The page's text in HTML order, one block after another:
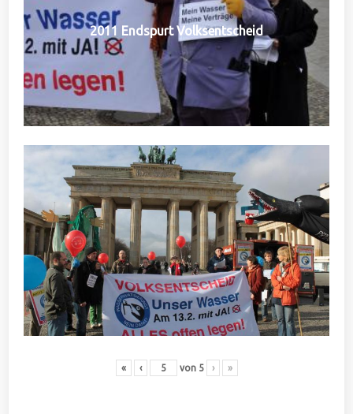
2011 Endspurt Volksentscheid
« ‹ von 5 › »